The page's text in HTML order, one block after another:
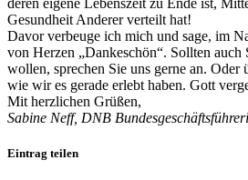
Gesundheit Anderer verteilt hat!
Davor verbeuge ich mich und sage, im
von Herzen „Dankeschön“. Sollten auch
wollen, sprechen Sie uns gerne an. Oder
wie wir es gerade erlebt haben. Gott
Mit herzlichen Grüßen,
Sabine Neff, DNB
Eintrag teilen